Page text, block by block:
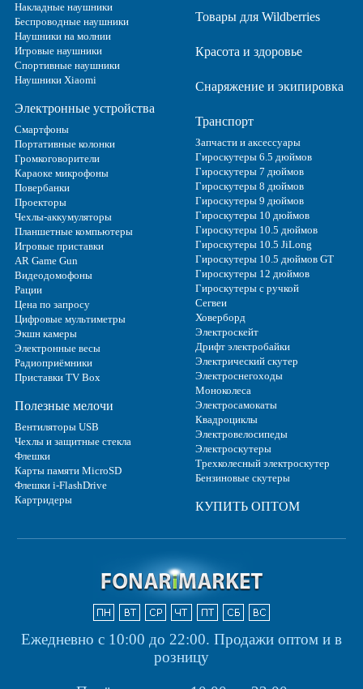
Накладные наушники
Беспроводные наушники
Наушники на молнии
Игровые наушники
Спортивные наушники
Наушники Xiaomi
Электронные устройства
Смартфоны
Портативные колонки
Громкоговорители
Караоке микрофоны
Повербанки
Проекторы
Чехлы-аккумуляторы
Планшетные компьютеры
Игровые приставки
AR Game Gun
Видеодомофоны
Рации
Цена по запросу
Цифровые мультиметры
Экшн камеры
Электронные весы
Радиоприёмники
Приставки TV Box
Полезные мелочи
Вентиляторы USB
Чехлы и защитные стекла
Флешки
Карты памяти MicroSD
Флешки i-FlashDrive
Картридеры
Товары для Wildberries
Красота и здоровье
Снаряжение и экипировка
Транспорт
Запчасти и аксессуары
Гироскутеры 6.5 дюймов
Гироскутеры 7 дюймов
Гироскутеры 8 дюймов
Гироскутеры 9 дюймов
Гироскутеры 10 дюймов
Гироскутеры 10.5 дюймов
Гироскутеры 10.5 JiLong
Гироскутеры 10.5 дюймов GT
Гироскутеры 12 дюймов
Гироскутеры с ручкой
Сегвеи
Ховерборд
Электроскейт
Дрифт электробайки
Электрический скутер
Электроснегоходы
Моноколеса
Электросамокаты
Квадроциклы
Электровелосипеды
Электроскутеры
Трехколесный электроскутер
Бензиновые скутеры
КУПИТЬ ОПТОМ
Ежедневно с 10:00 до 22:00. Продажи оптом и в
розницу